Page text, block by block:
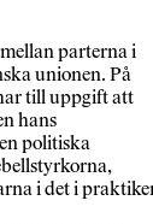
parterna i
unionen. På
till uppgift att
hans
politiska
i det i